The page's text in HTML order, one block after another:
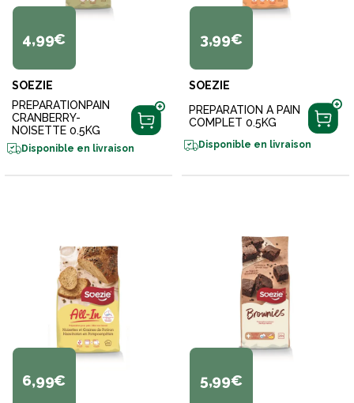
4,99€
SOEZIE
PREPARATIONPAIN
CRANBERRY-
NOISETTE 0.5KG
Disponible en livraison
3,99€
SOEZIE
PREPARATION A PAIN
COMPLET 0.5KG
Disponible en livraison
6,99€ 5,99€